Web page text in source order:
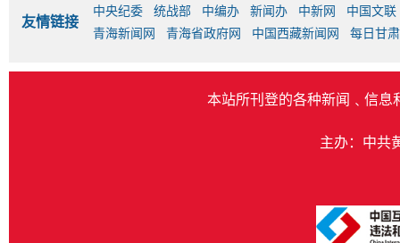
友情链接
中央纪委 统战部 中编办 新闻办 中新网
中国文联
青海新闻网
青海省政府网 中国西藏新闻网 每日甘
本站所刊登的各种新闻﹑信息
主办：中共